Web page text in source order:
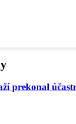
prekonal